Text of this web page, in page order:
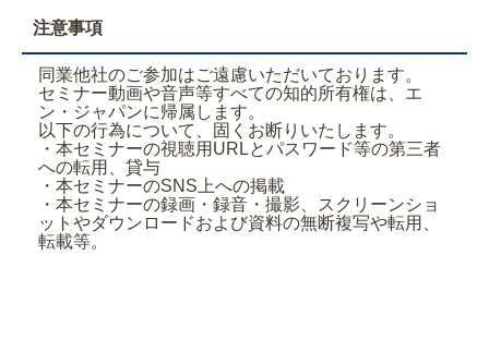
注意事項
同業他社のご参加はご遠慮いただいております。
セミナー動画や音声等すべての知的所有権は、エ
ン・ジャパンに帰属します。
以下の行為について、固くお断りいたします。
・本セミナーの視聴用URLとパスワード等の第三者
への転用、貸与
・本セミナーのSNS上への掲載
・本セミナーの録画・録音・撮影、スクリーンショ
ットやダウンロードおよび資料の無断複写や転用、
転載等。